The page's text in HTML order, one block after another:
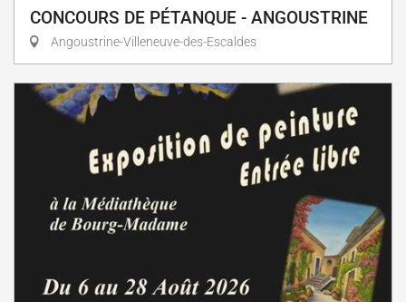
CONCOURS DE PÉTANQUE - ANGOUSTRINE
Angoustrine-Villeneuve-des-Escaldes